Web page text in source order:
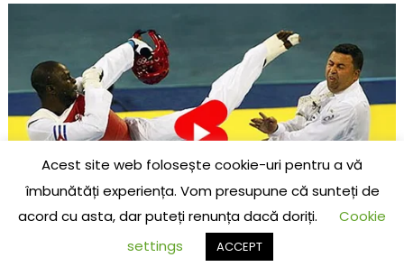
Acest site web folosește cookie-uri pentru a vă
îmbunătăți experiența. Vom presupune că sunteți de
acord cu asta, dar puteți renunța dacă doriți.
Cookie
settings
ACCEPT